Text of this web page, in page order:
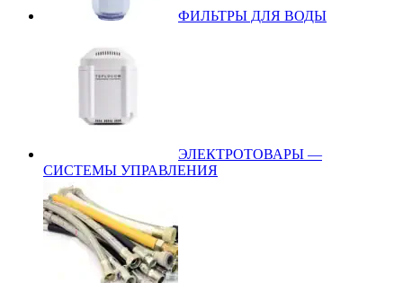
ФИЛЬТРЫ ДЛЯ ВОДЫ
ЭЛЕКТРОТОВАРЫ —
СИСТЕМЫ УПРАВЛЕНИЯ